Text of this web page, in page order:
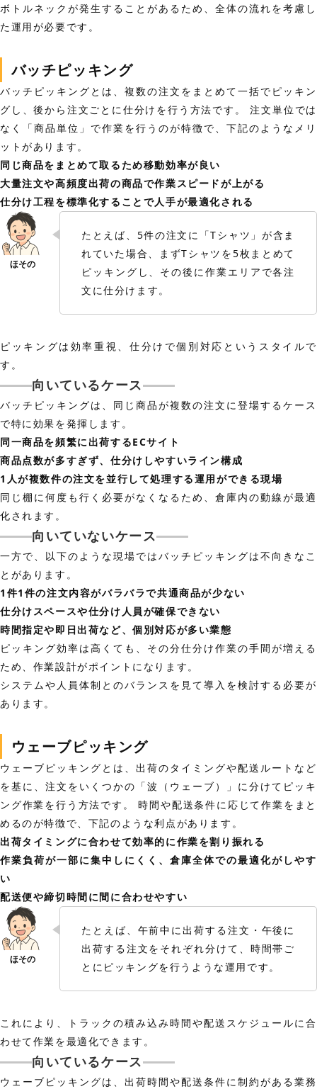
ボトルネックが発生することがあるため、全体の流れを考慮し
た運用が必要です。
バッチピッキング
バッチピッキングとは、複数の注文をまとめて一括でピッキン
グし、後から注文ごとに仕分けを行う方法です。 注文単位では
なく「商品単位」で作業を行うのが特徴で、下記のようなメリ
ットがあります。
同じ商品をまとめて取るため移動効率が良い
大量注文や高頻度出荷の商品で作業スピードが上がる
仕分け工程を標準化することで人手が最適化される
たとえば、5件の注文に「Tシャツ」が含ま
れていた場合、まずTシャツを5枚まとめて
ピッキングし、その後に作業エリアで各注
文に仕分けます。
ピッキングは効率重視、仕分けで個別対応というスタイルで
す。
向いているケース
バッチピッキングは、同じ商品が複数の注文に登場するケース
で特に効果を発揮します。
同一商品を頻繁に出荷するECサイト
商品点数が多すぎず、仕分けしやすいライン構成
1人が複数件の注文を並行して処理する運用ができる現場
同じ棚に何度も行く必要がなくなるため、倉庫内の動線が最適
化されます。
向いていないケース
一方で、以下のような現場ではバッチピッキングは不向きなこ
とがあります。
1件1件の注文内容がバラバラで共通商品が少ない
仕分けスペースや仕分け人員が確保できない
時間指定や即日出荷など、個別対応が多い業態
ピッキング効率は高くても、その分仕分け作業の手間が増える
ため、作業設計がポイントになります。
システムや人員体制とのバランスを見て導入を検討する必要が
あります。
ウェーブピッキング
ウェーブピッキングとは、出荷のタイミングや配送ルートなど
を基に、注文をいくつかの「波（ウェーブ）」に分けてピッキ
ング作業を行う方法です。 時間や配送条件に応じて作業をまと
めるのが特徴で、下記のような利点があります。
出荷タイミングに合わせて効率的に作業を割り振れる
作業負荷が一部に集中しにくく、倉庫全体での最適化がしやす
い
配送便や締切時間に間に合わせやすい
たとえば、午前中に出荷する注文・午後に
出荷する注文をそれぞれ分けて、時間帯ご
とにピッキングを行うような運用です。
これにより、トラックの積み込み時間や配送スケジュールに合
わせて作業を最適化できます。
向いているケース
ウェーブピッキングは、出荷時間や配送条件に制約がある業務